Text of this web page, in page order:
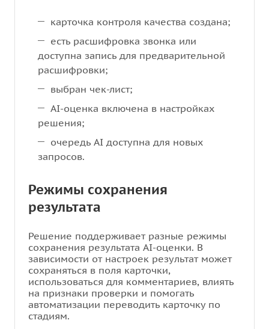
карточка контроля качества создана;
есть расшифровка звонка или
доступна запись для предварительной
расшифровки;
выбран чек-лист;
AI-оценка включена в настройках
решения;
очередь AI доступна для новых
запросов.
Режимы сохранения
результата
Решение поддерживает разные режимы
сохранения результата AI-оценки. В
зависимости от настроек результат может
сохраняться в поля карточки,
использоваться для комментариев, влиять
на признаки проверки и помогать
автоматизации переводить карточку по
стадиям.